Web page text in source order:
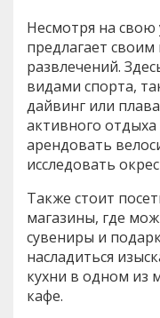
Несмотря на свою
предлагает
развлечений.
видами спорта,
дайвинг или
активного
арендовать
исследовать
Также стоит
магазины, где
сувениры и
насладиться
кухни в одном из
кафе.